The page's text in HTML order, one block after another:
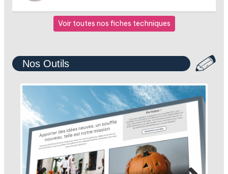
Voir toutes nos fiches techniques
Nos Outils